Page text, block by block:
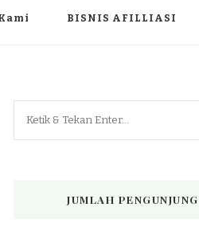
BISNIS AFILLIASI
JUMLAH PENGUNJUNG